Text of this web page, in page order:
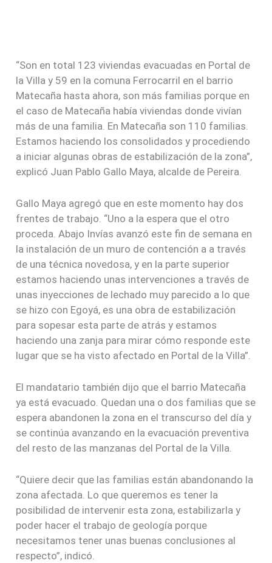
“Son en total 123 viviendas evacuadas en Portal de
la Villa y 59 en la comuna Ferrocarril en el barrio
Matecaña hasta ahora, son más familias porque en
el caso de Matecaña había viviendas donde vivían
más de una familia. En Matecaña son 110 familias.
Estamos haciendo los consolidados y procediendo
a iniciar algunas obras de estabilización de la zona”,
explicó Juan Pablo Gallo Maya, alcalde de Pereira.
Gallo Maya agregó que en este momento hay dos
frentes de trabajo. “Uno a la espera que el otro
proceda. Abajo Invías avanzó este fin de semana en
la instalación de un muro de contención a a través
de una técnica novedosa, y en la parte superior
estamos haciendo unas intervenciones a través de
unas inyecciones de lechado muy parecido a lo que
se hizo con Egoyá, es una obra de estabilización
para sopesar esta parte de atrás y estamos
haciendo una zanja para mirar cómo responde este
lugar que se ha visto afectado en Portal de la Villa”.
El mandatario también dijo que el barrio Matecaña
ya está evacuado. Quedan una o dos familias que se
espera abandonen la zona en el transcurso del día y
se continúa avanzando en la evacuación preventiva
del resto de las manzanas del Portal de la Villa.
“Quiere decir que las familias están abandonando la
zona afectada. Lo que queremos es tener la
posibilidad de intervenir esta zona, estabilizarla y
poder hacer el trabajo de geología porque
necesitamos tener unas buenas conclusiones al
respecto”, indicó.